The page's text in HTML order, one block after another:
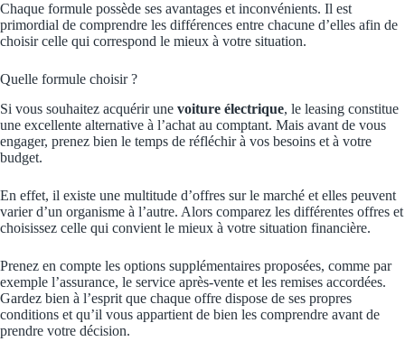
Chaque formule possède ses avantages et inconvénients. Il est
primordial de comprendre les différences entre chacune d’elles afin de
choisir celle qui correspond le mieux à votre situation.
Quelle formule choisir ?
Si vous souhaitez acquérir une voiture électrique, le leasing constitue
une excellente alternative à l’achat au comptant. Mais avant de vous
engager, prenez bien le temps de réfléchir à vos besoins et à votre
budget.
En effet, il existe une multitude d’offres sur le marché et elles peuvent
varier d’un organisme à l’autre. Alors comparez les différentes offres et
choisissez celle qui convient le mieux à votre situation financière.
Prenez en compte les options supplémentaires proposées, comme par
exemple l’assurance, le service après-vente et les remises accordées.
Gardez bien à l’esprit que chaque offre dispose de ses propres
conditions et qu’il vous appartient de bien les comprendre avant de
prendre votre décision.